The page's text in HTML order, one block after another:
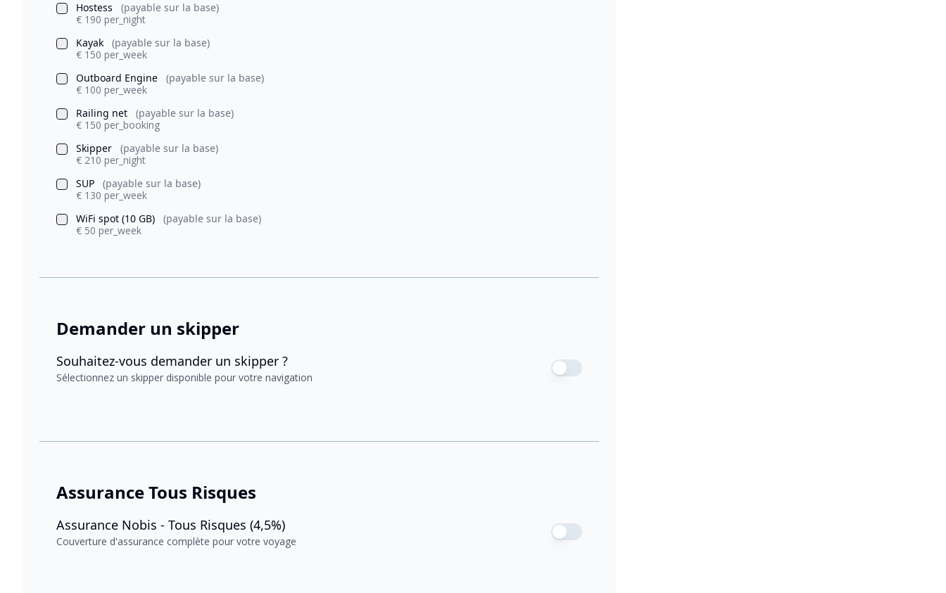
Hostess
(payable sur la base)
€ 190 per_night
Kayak
(payable sur la base)
€ 150 per_week
Outboard Engine
(payable sur la base)
€ 100 per_week
Railing net
(payable sur la base)
€ 150 per_booking
Skipper
(payable sur la base)
€ 210 per_night
SUP
(payable sur la base)
€ 130 per_week
WiFi spot (10 GB)
(payable sur la base)
€ 50 per_week
Demander un skipper
Souhaitez-vous demander un skipper ?
Sélectionnez un skipper disponible pour votre navigation
Assurance Tous Risques
Assurance Nobis - Tous Risques (4,5%)
Couverture d'assurance complète pour votre voyage